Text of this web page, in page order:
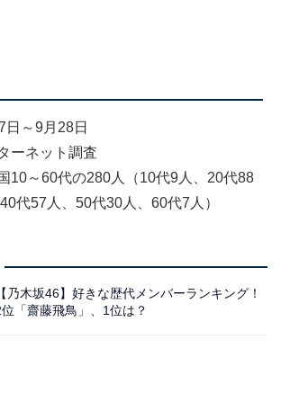
日～9月28日
ーネット調査
10～60代の280人（10代9人、20代88
代57人、50代30人、60代7人）
【乃木坂46】好きな歴代メンバーランキング！
位「齋藤飛鳥」、1位は？